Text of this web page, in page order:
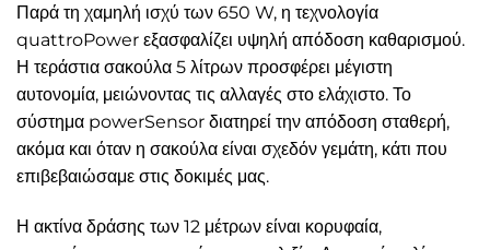
Παρά τη χαμηλή ισχύ των 650 W, η τεχνολογία
quattroPower εξασφαλίζει υψηλή απόδοση καθαρισμού.
Η τεράστια σακούλα 5 λίτρων προσφέρει μέγιστη
αυτονομία, μειώνοντας τις αλλαγές στο ελάχιστο. Το
σύστημα powerSensor διατηρεί την απόδοση σταθερή,
ακόμα και όταν η σακούλα είναι σχεδόν γεμάτη, κάτι που
επιβεβαιώσαμε στις δοκιμές μας.
Η ακτίνα δράσης των 12 μέτρων είναι κορυφαία,